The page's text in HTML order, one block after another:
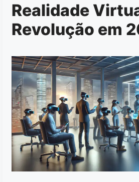
Realidade
Revolução em